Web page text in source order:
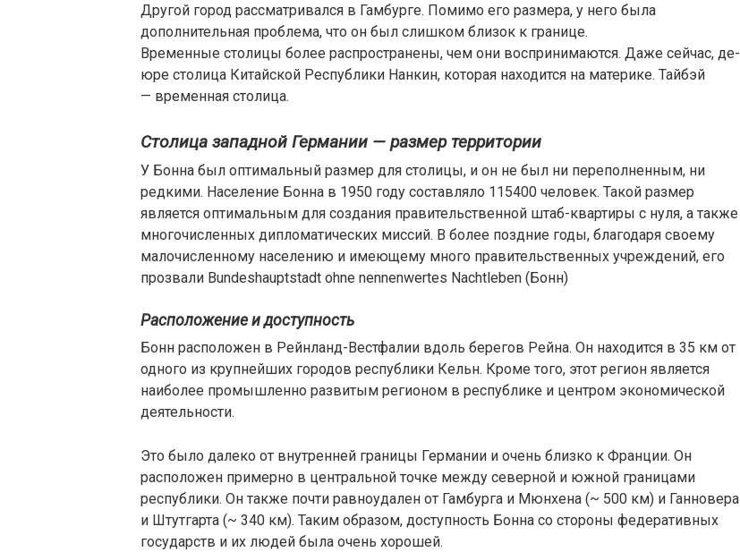
Другой город рассматривался в Гамбурге. Помимо его размера, у него была
дополнительная проблема, что он был слишком близок к границе.
Временные столицы более распространены, чем они воспринимаются. Даже сейчас, де-
юре столица Китайской Республики Нанкин, которая находится на материке. Тайбэй
— временная столица.
Столица западной Германии — размер территории
У Бонна был оптимальный размер для столицы, и он не был ни переполненным, ни
редкими. Население Бонна в 1950 году составляло 115400 человек. Такой размер
является оптимальным для создания правительственной штаб-квартиры с нуля, а также
многочисленных дипломатических миссий. В более поздние годы, благодаря своему
малочисленному населению и имеющему много правительственных учреждений, его
прозвали Bundeshauptstadt ohne nennenwertes Nachtleben (Бонн)
Расположение и доступность
Бонн расположен в Рейнланд-Вестфалии вдоль берегов Рейна. Он находится в 35 км от
одного из крупнейших городов республики Кельн. Кроме того, этот регион является
наиболее промышленно развитым регионом в республике и центром экономической
деятельности.
Это было далеко от внутренней границы Германии и очень близко к Франции. Он
расположен примерно в центральной точке между северной и южной границами
республики. Он также почти равноудален от Гамбурга и Мюнхена (~ 500 км) и Ганновера
и Штутгарта (~ 340 км). Таким образом, доступность Бонна со стороны федеративных
государств и их людей была очень хорошей.